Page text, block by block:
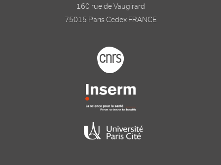
160 rue de Vaugirard
75015 Paris Cedex FRANCE
Footer logo tutelles